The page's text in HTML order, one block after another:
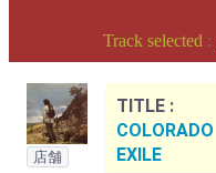
Track selected :
店舗
TITLE :
COLORADO
EXILE